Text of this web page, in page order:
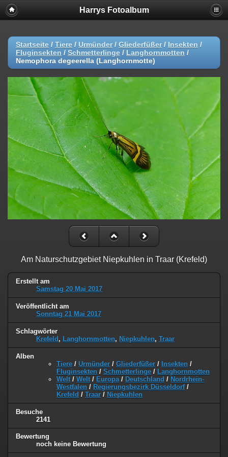
Harrys Fotoalbum
Startseite / Tiere / Urmünder/ Gliederfüßer/ Insekten /
Fluginsekten / Schmetterlinge / Langhornmotten /
Nemophora degeerella (Langhornmotte)
Am Naturschutzgebiet Niepkuhlen in Traar (Krefeld)
Erstellt am
Samstag 20 Mai 2017
Veröffentlicht am
Sonntag 21 Mai 2017
Schlagwörter
Krefeld , Langhornmotten, Niepkuhlen, Traar
Alben
Tiere / Urmünder / Gliederfüßer / Insekten /
Fluginsekten / Schmetterlinge / Langhornmotten
Welt / Welt / Europa / Deutschland / Nordrhein-
Westfalen / Regierungsbezirk Düsseldorf/
Krefeld / Traar / Niepkuhlen
Besuche
2141
Bewertung
noch keine Bewertung